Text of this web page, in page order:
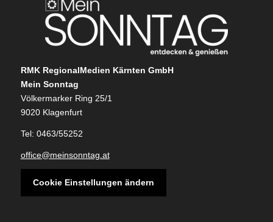
RMK RegionalMedien Kärnten GmbH
Mein Sonntag
Völkermarker Ring 25/1
9020 Klagenfurt
Tel: 0463/55252
office@meinsonntag.at
Cookie Einstellungen ändern